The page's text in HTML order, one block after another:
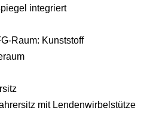
integriert
Raum: Kunststoff
mit Lendenwirbelstütze